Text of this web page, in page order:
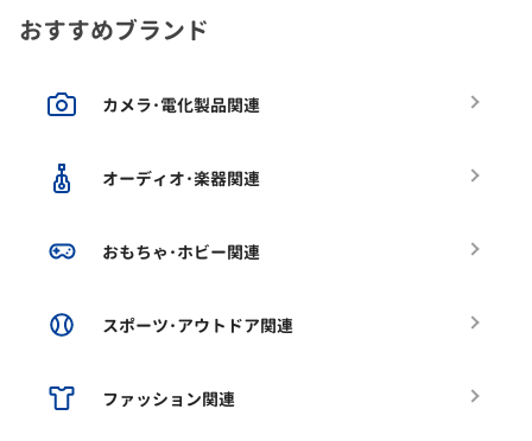
おすすめブランド
カメラ･電化製品関連
オーディオ･楽器関連
おもちゃ･ホビー関連
スポーツ･アウトドア関連
ファッション関連